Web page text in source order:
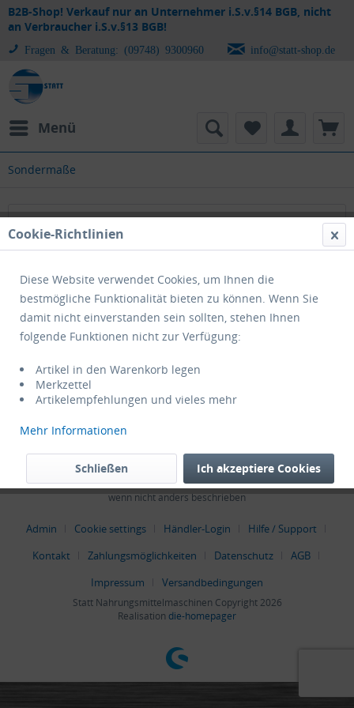
B2B-Shop! Verkauf nur an Unternehmer i.S.v.§14 BGB, nicht
an Verbraucher i.S.v.§13 BGB!
Fragen & Beratung: (09748) 9300960 info@statt-shop.de
Menü
Sondermaße
Sondermaße
Service Hotline
Shop Service
Informationen
* Alle Preise verstehen sich zzgl. Mehrwertsteuer und
wenn nicht anders beschrieben
Admin Cookie settings Händler-Login
Hilfe / Support
Kontakt
Zahlungsmöglichkeiten Datenschutz
AGB
Impressum
Versandbedingungen
Statt Nahrungsmittelmaschinen Copyright 2026
Realisation die-homepager
Cookie-Richtlinien
Diese Website verwendet Cookies, um Ihnen die
bestmögliche Funktionalität bieten zu können. Wenn Sie
damit nicht einverstanden sein sollten, stehen Ihnen
folgende Funktionen nicht zur Verfügung:
Artikel in den Warenkorb legen
Merkzettel
Artikelempfehlungen und vieles mehr
Mehr Informationen
Ich akzeptiere Cookies
Schließen